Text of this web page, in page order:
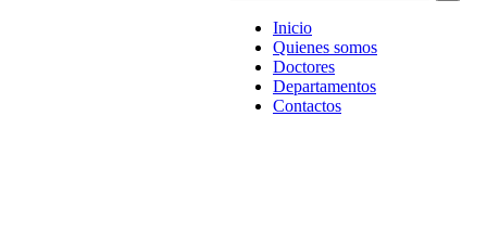
Inicio
Quienes somos
Doctores
Departamentos
Contactos